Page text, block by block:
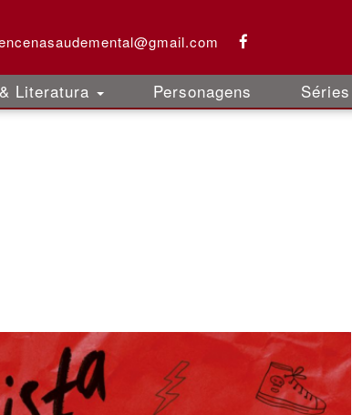
Literatura Personagens Séries